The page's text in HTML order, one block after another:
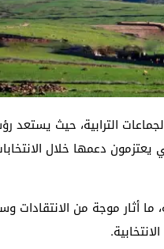
الترابية، حيث يستعد
يعتزمون دعمها خلال
أثار موجة من الانتقادات